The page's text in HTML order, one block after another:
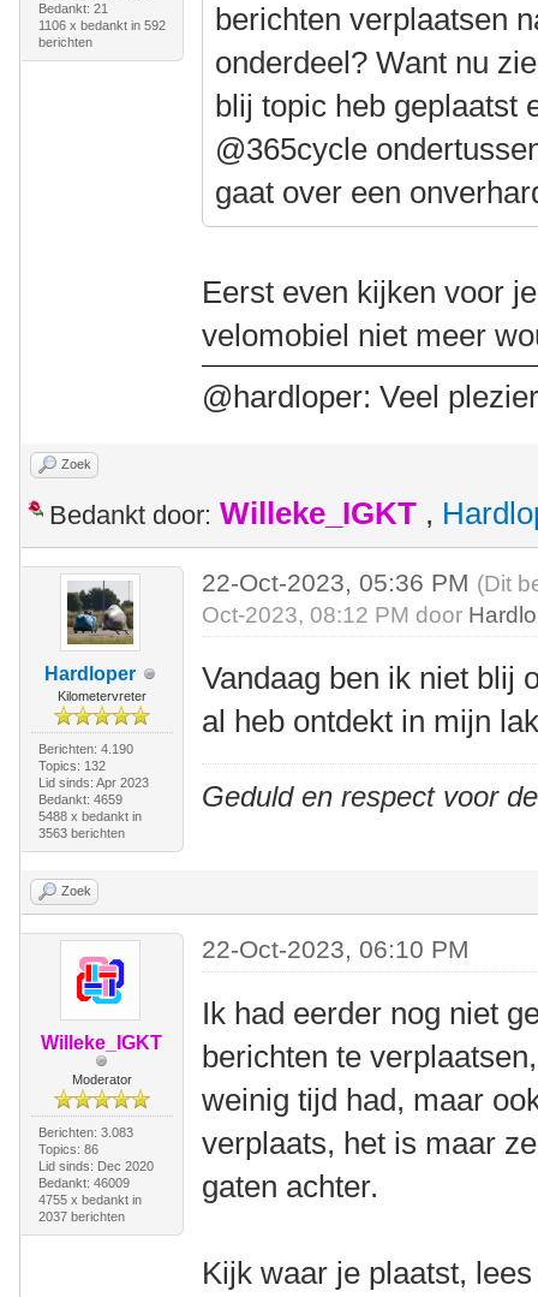
Bedankt: 21
1106 x bedankt in 592
berichten
berichten verplaatsen
onderdeel? Want nu
blij topic heb geplaatst
@365cycle
gaat over een
Eerst even kijken voor
velomobiel niet meer
@hardloper: Veel
Zoek
Bedankt door: Willeke_IGKT ,
Hardloper
Kilometervreter
Berichten: 4.190
Topics: 132
Lid sinds: Apr 2023
Bedankt: 4659
5488 x bedankt in
3563 berichten
22-Oct-2023, 05:36 PM (Dit
Oct-2023, 08:12 PM door
Vandaag ben ik niet blij
al heb ontdekt in mijn
Geduld en respect voor
Zoek
Willeke_IGKT
Moderator
Berichten: 3.083
Topics: 86
Lid sinds: Dec 2020
Bedankt: 46009
4755 x bedankt in
2037 berichten
22-Oct-2023, 06:10 PM
Ik had eerder nog niet
berichten te
weinig tijd had, maar
verplaats, het is maar
gaten achter.
Kijk waar je plaatst,